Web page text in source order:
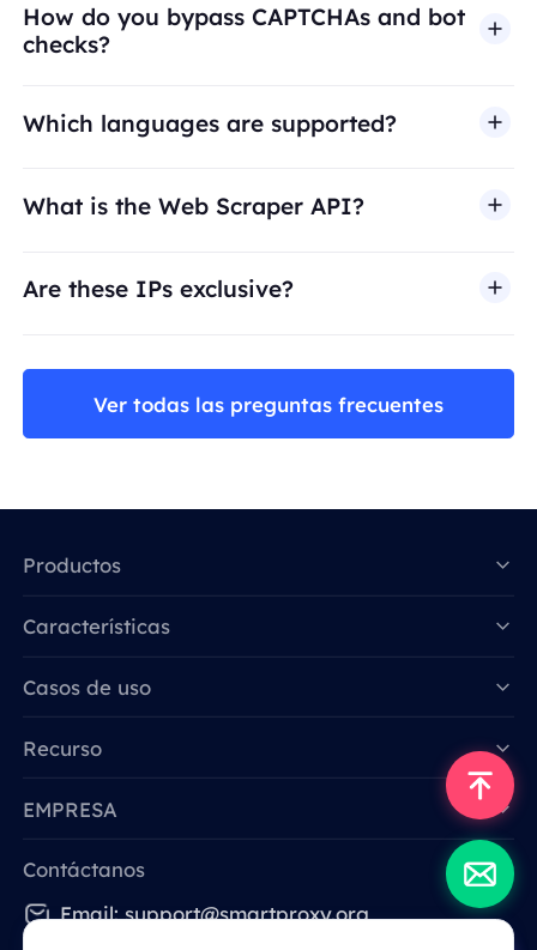
How do you bypass CAPTCHAs and bot
checks?
Which languages are supported?
What is the Web Scraper API?
Are these IPs exclusive?
Ver todas las preguntas frecuentes
Productos
Características
Casos de uso
Recurso
EMPRESA
Contáctanos
Email: support@smartproxy.org